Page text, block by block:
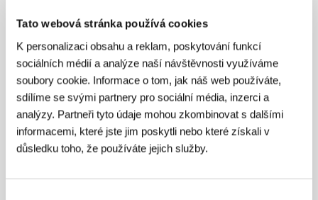
Tato webová stránka používá cookies
K personalizaci obsahu a reklam, poskytování funkcí
sociálních médií a analýze naší návštěvnosti využíváme
soubory cookie. Informace o tom, jak náš web používáte,
sdílíme se svými partnery pro sociální média, inzerci a
analýzy. Partneři tyto údaje mohou zkombinovat s dalšími
informacemi, které jste jim poskytli nebo které získali v
důsledku toho, že používáte jejich služby.